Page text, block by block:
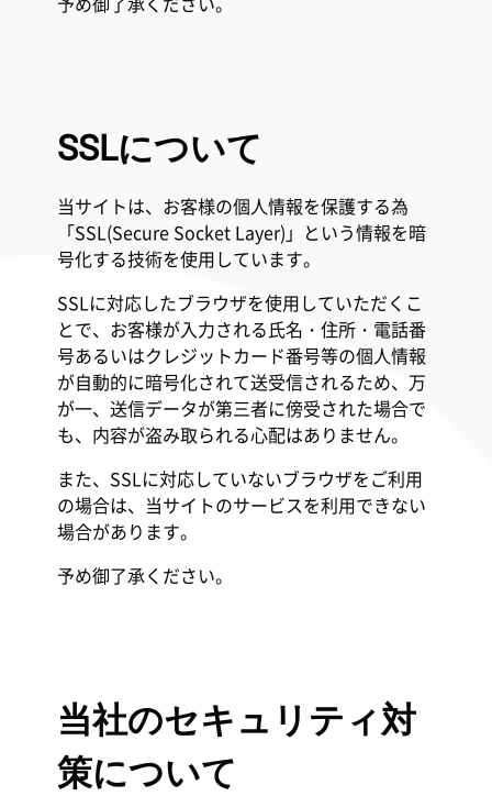
SSLについて
当サイトは、お客様の個人情報を保護する為
「SSL(Secure Socket Layer)」という情報を暗
号化する技術を使用しています。
SSLに対応したブラウザを使用していただくこ
とで、お客様が入力される氏名・住所・電話番
号あるいはクレジットカード番号等の個人情報
が自動的に暗号化されて送受信されるため、万
が一、送信データが第三者に傍受された場合で
も、内容が盗み取られる心配はありません。
また、SSLに対応していないブラウザをご利用
の場合は、当サイトのサービスを利用できない
場合があります。
予め御了承ください。
当社のセキュリティ対
策について